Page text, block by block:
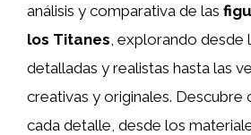
análisis y comparativa de las
los Titanes , explorando desde
detalladas y realistas hasta las
creativas y originales. Descubre
cada detalle, desde los